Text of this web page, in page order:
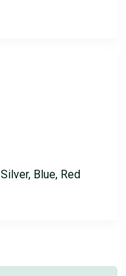
Silver, Blue, Red